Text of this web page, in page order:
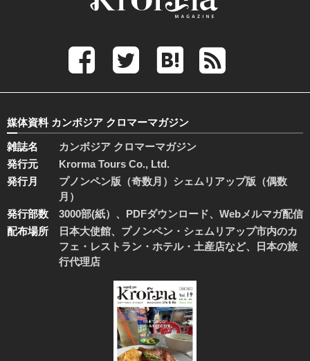
媒体資料 カンボジア クロマーマガジン
雑誌名
カンボジア クロマーマガジン
発行元
Krorma Tours Co., Ltd.
発行月
プノンペン版（奇数月）シェムリアップ版（偶数
月）
発行部数
3000部(紙）、PDFダウンロード、Webメルマガ配信
配布場所
日本大使館、プノンペン・シェムリアップ市内のカ
フェ・レストラン・ホテル・土産店など、日本の旅
行代理店